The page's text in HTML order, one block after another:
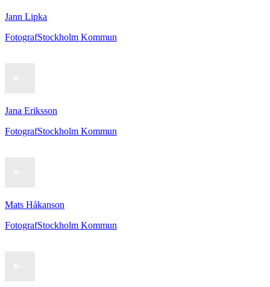
Jann Lipka
FotografStockholm Kommun
Jana Eriksson
FotografStockholm Kommun
Mats Håkanson
FotografStockholm Kommun